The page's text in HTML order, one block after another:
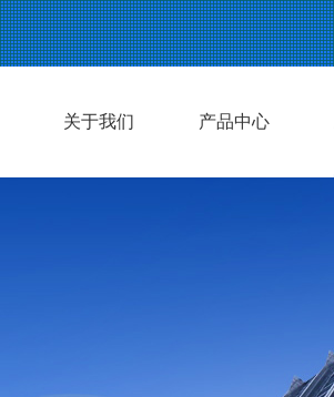
关于我们 产品中心